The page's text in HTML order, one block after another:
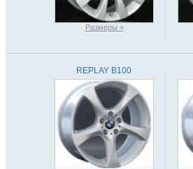
Размеры »
REPLAY B100